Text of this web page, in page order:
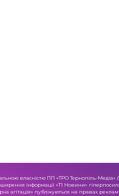
власністю ПП «ТРО Тернопіль-
інформації «Т1 Новини»
агітація» публікуються на правах